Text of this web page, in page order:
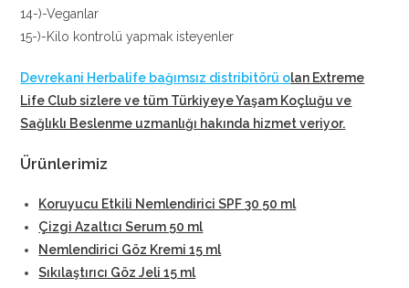
14-)-Veganlar
15-)-Kilo kontrolü yapmak isteyenler
Devrekani Herbalife bağımsız distribitörü olan Extreme
Life Club sizlere ve tüm Türkiyeye Yaşam Koçluğu ve
Sağlıklı Beslenme uzmanlığı hakında hizmet veriyor.
Ürünlerimiz
Koruyucu Etkili Nemlendirici SPF 30 50 ml
Çizgi Azaltıcı Serum 50 ml
Nemlendirici Göz Kremi 15 ml
Sıkılaştırıcı Göz Jeli 15 ml